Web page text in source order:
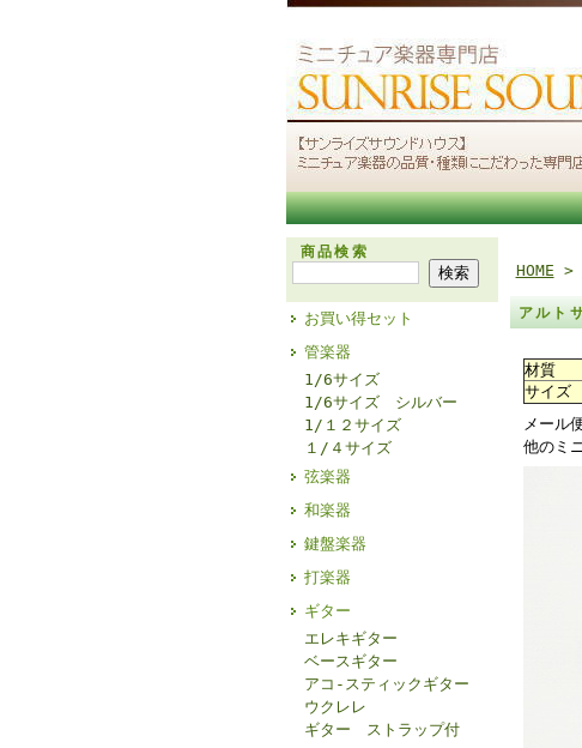
商品検索
お買い得セット
管楽器
1/6サイズ
1/6サイズ シルバー
1/１２サイズ
１/４サイズ
弦楽器
和楽器
鍵盤楽器
打楽器
ギター
エレキギター
ベースギター
アコ-スティックギター
ウクレレ
ギター ストラップ付
HOME >
アルト
材質
サイズ
メール
他のミ